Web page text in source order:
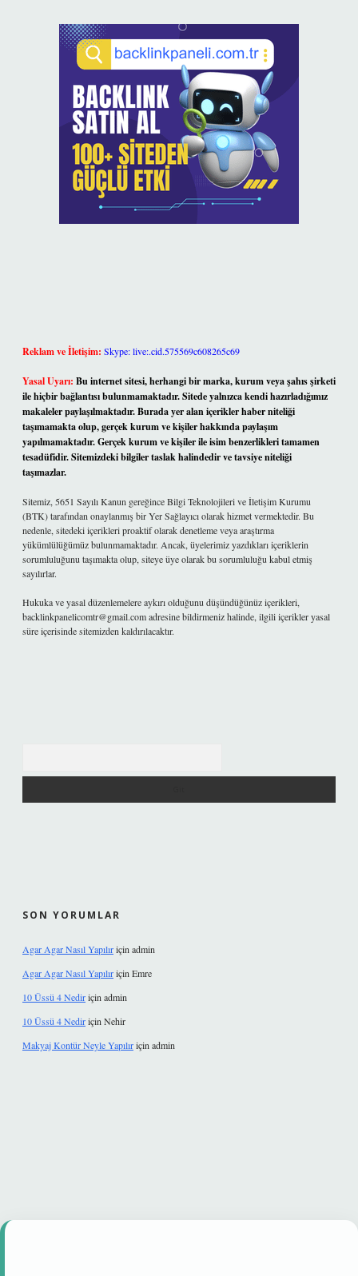
Reklam ve İletişim: Skype: live:.cid.575569c608265c69
Yasal Uyarı: Bu internet sitesi, herhangi bir marka, kurum veya şahıs şirketi
ile hiçbir bağlantısı bulunmamaktadır. Sitede yalnızca kendi hazırladığımız
makaleler paylaşılmaktadır. Burada yer alan içerikler haber niteliği
taşımamakta olup, gerçek kurum ve kişiler hakkında paylaşım
yapılmamaktadır. Gerçek kurum ve kişiler ile isim benzerlikleri tamamen
tesadüfidir. Sitemizdeki bilgiler taslak halindedir ve tavsiye niteliği
taşımazlar.
Sitemiz, 5651 Sayılı Kanun gereğince Bilgi Teknolojileri ve İletişim Kurumu
(BTK) tarafından onaylanmış bir Yer Sağlayıcı olarak hizmet vermektedir. Bu
nedenle, sitedeki içerikleri proaktif olarak denetleme veya araştırma
yükümlülüğümüz bulunmamaktadır. Ancak, üyelerimiz yazdıkları içeriklerin
sorumluluğunu taşımakta olup, siteye üye olarak bu sorumluluğu kabul etmiş
sayılırlar.
Hukuka ve yasal düzenlemelere aykırı olduğunu düşündüğünüz içerikleri,
backlinkpanelicomtr@gmail.comadresine bildirmeniz halinde, ilgili içerikler yasal
süre içerisinde sitemizden kaldırılacaktır.
SON YORUMLAR
Agar Agar Nasıl Yapılıriçin admin
Agar Agar Nasıl Yapılıriçin Emre
10 Üssü 4 Nediriçin admin
10 Üssü 4 Nediriçin Nehir
Makyaj Kontür Neyle Yapılıriçin admin
mi